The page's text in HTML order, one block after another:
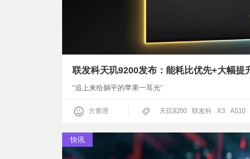
联发科天玑9200发布：能耗比优先+大幅提
“追上来给躺平的苹果一耳光”
方查理 天玑9200 联发科 X3 A510
快讯